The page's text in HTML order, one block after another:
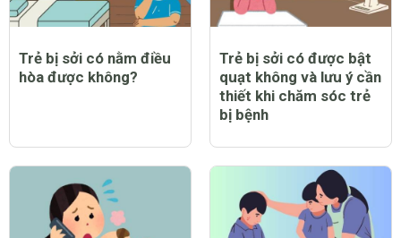
Trẻ bị sởi có nằm điều
hòa được không?
Trẻ bị sởi có được bật
quạt không và lưu ý cần
thiết khi chăm sóc trẻ
bị bệnh